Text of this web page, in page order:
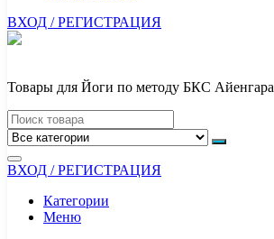
ВХОД / РЕГИСТРАЦИЯ
Товары для Йоги по методу БКС Айенгара
ВХОД / РЕГИСТРАЦИЯ
Категории
Меню